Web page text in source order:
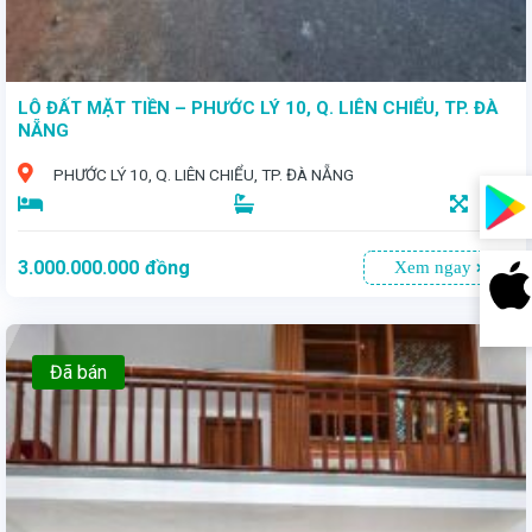
LÔ ĐẤT MẶT TIỀN – PHƯỚC LÝ 10, Q. LIÊN CHIỂU, TP. ĐÀ
NẴNG
PHƯỚC LÝ 10, Q. LIÊN CHIỂU, TP. ĐÀ NẴNG
105
3.000.000.000 đồng Xem ngay
Đã bán